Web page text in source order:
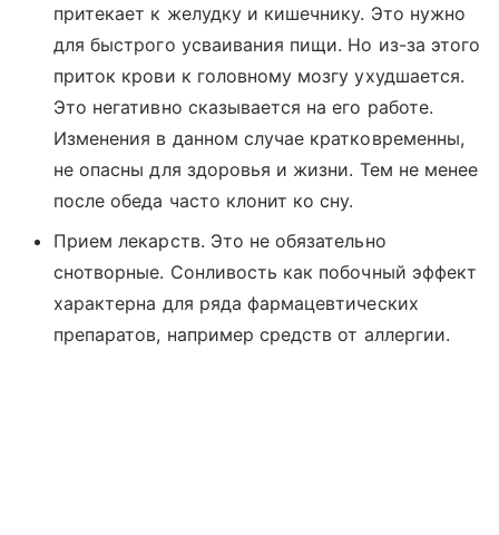
притекает к желудку и кишечнику. Это нужно
для быстрого усваивания пищи. Но из-за этого
приток крови к головному мозгу ухудшается.
Это негативно сказывается на его работе.
Изменения в данном случае кратковременны,
не опасны для здоровья и жизни. Тем не менее
после обеда часто клонит ко сну.
Прием лекарств. Это не обязательно
снотворные. Сонливость как побочный эффект
характерна для ряда фармацевтических
препаратов, например средств от аллергии.